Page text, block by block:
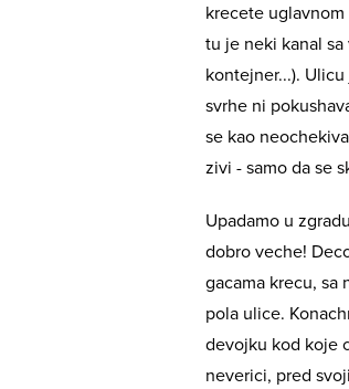
krecete uglavnom
tu je neki kanal sa
kontejner...).
svrhe ni
se kao
zivi - samo da se
Upadamo u
dobro veche!
gacama krecu, sa
pola ulice.
devojku kod koje
neverici, pred